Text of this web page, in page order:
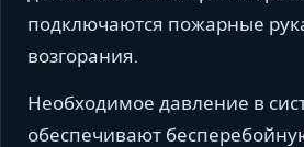
подключаются пожарные
возгорания.
Необходимое давление в
обеспечивают